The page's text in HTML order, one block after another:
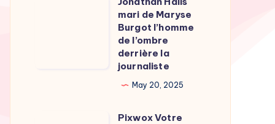
mari de Maryse
Burgot l’homme
de l’ombre
derrière la
journaliste
May 20, 2025
Pixwox Votre